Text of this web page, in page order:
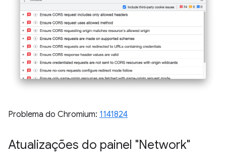
Problema do Chromium: 1141824
Atualizações do painel "Network"